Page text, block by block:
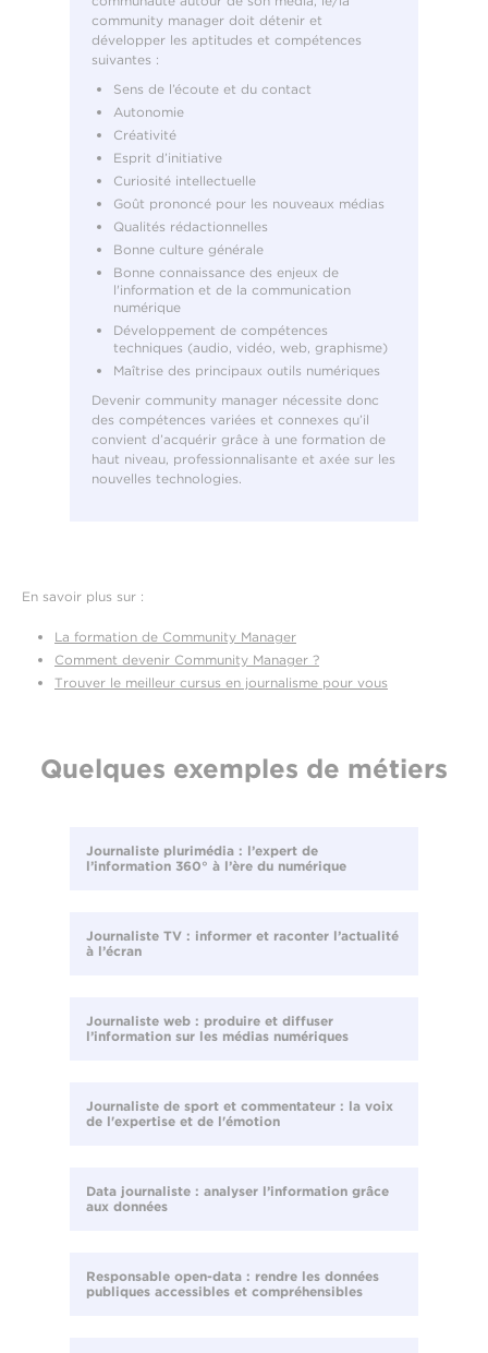
community manager doit détenir et
développer les aptitudes et compétences
suivantes :
Sens de l’écoute et du contact
Autonomie
Créativité
Esprit d’initiative
Curiosité intellectuelle
Goût prononcé pour les nouveaux médias
Qualités rédactionnelles
Bonne culture générale
Bonne connaissance des enjeux de
l'information et de la communication
numérique
Développement de compétences
techniques (audio, vidéo, web, graphisme)
Maîtrise des principaux outils numériques
Devenir community manager nécessite donc
des compétences variées et connexes qu’il
convient d’acquérir grâce à une formation de
haut niveau, professionnalisante et axée sur les
nouvelles technologies.
En savoir plus sur :
La formation de Community Manager
Comment devenir Community Manager ?
Trouver le meilleur cursus en journalisme pour vous
Quelques exemples de métiers
Journaliste plurimédia : l’expert de
l’information 360° à l’ère du numérique
Journaliste TV : informer et raconter l’actualité
à l’écran
Journaliste web : produire et diffuser
l’information sur les médias numériques
Journaliste de sport et commentateur : la voix
de l'expertise et de l'émotion
Data journaliste : analyser l’information grâce
aux données
Responsable open-data : rendre les données
publiques accessibles et compréhensibles